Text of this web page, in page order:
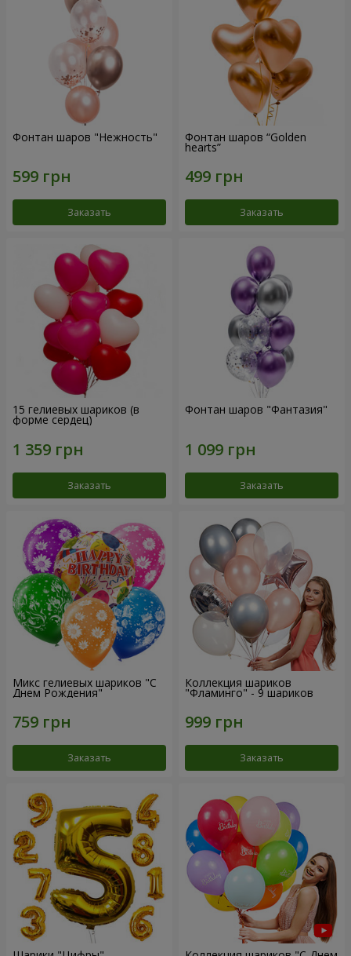
Фонтан шаров "Нежность"
Заказать
Фонтан шаров “Golden
hearts”
Заказать
15 гелиевых шариков (в
форме сердец)
Заказать
Фонтан шаров "Фантазия"
Заказать
Микс гелиевых шариков "C
Днем Рождения"
Заказать
Коллекция шариков
"Фламинго" - 9 шариков
Заказать